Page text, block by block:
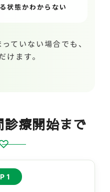
状態かわからない
ていない場合でも、
けます。
診療開始まで
1